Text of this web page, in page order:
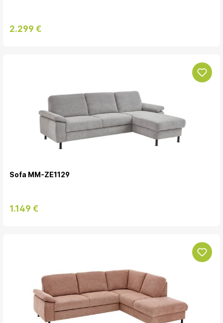
2.299 €
Sofa MM-ZE1129
1.149 €